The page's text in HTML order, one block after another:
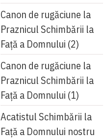
Canon de rugăciune la
Praznicul Schimbării la
Faţă a Domnului (2)
Canon de rugăciune la
Praznicul Schimbării la
Faţă a Domnului (1)
Acatistul Schimbării la
Faţă a Domnului nostru